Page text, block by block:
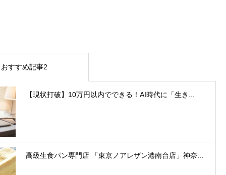
おすすめ記事2
【現状打破】10万円以内でできる！AI時代に「生き...
高級生食パン専門店 「東京ノアレザン港南台店」神奈...